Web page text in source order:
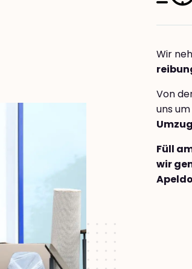
Wir
Von
uns
Füll
wir